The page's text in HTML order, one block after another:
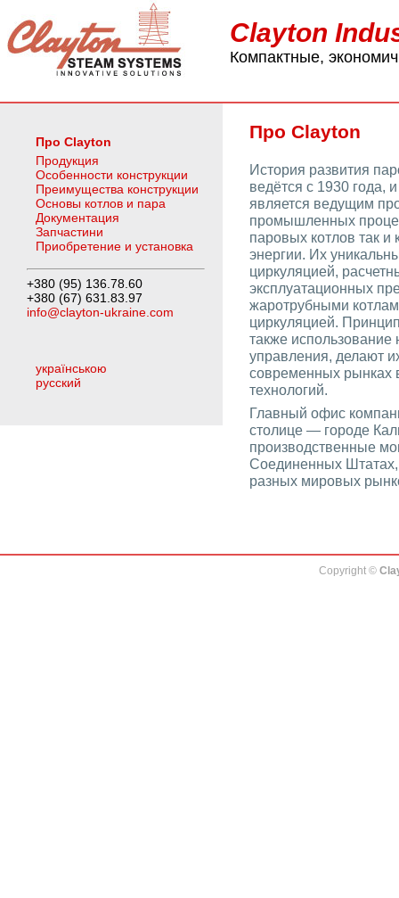
Clayton
Компактные,
Про Clayton
Продукция
Особенности конструкции
Преимущества конструкции
Основы котлов и пара
Документация
Запчастини
Приобретение и установка
+380 (95) 136.78.60
+380 (67) 631.83.97
info@clayton-ukraine.com
українською
русский
Про Clayton
История развития
ведётся с 1930 года,
является ведущим
промышленных
паровых котлов так и
энергии. Их
циркуляцией,
эксплуатационных
жаротрубными
циркуляцией.
также использование
управления, делают
современных рынках
технологий.
Главный офис
столице — городе
производственные
Соединенных Штатах,
разных мировых
Copyright ©